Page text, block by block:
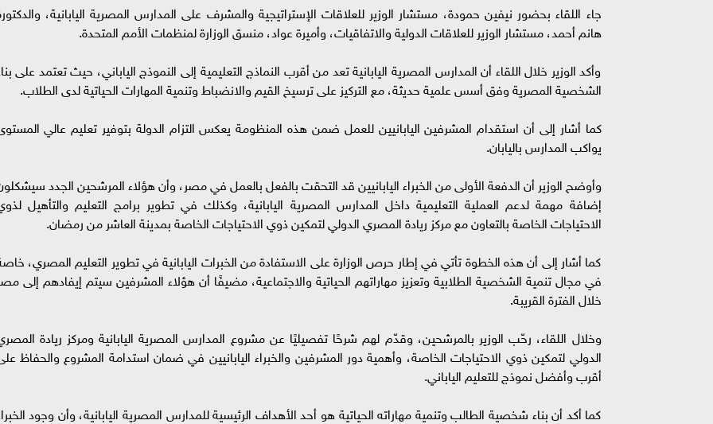
جاء اللقاء بحضور نيفين حمودة، مستشار الوزير للعلاقات الإستراتيجية والمشرف على المدارس المصرية اليابانية،
هانم أحمد، مستشار الوزير للعلاقات الدولية والاتفاقيات، وأميرة عواد، منسق الوزارة لمنظمات الأمم المتحدة.
وأكد الوزير خلال اللقاء أن المدارس المصرية اليابانية تعد من أقرب النماذج التعليمية إلى النموذج الياباني، حيث تعتمد على
الشخصية المصرية وفق أسس علمية حديثة، مع التركيز على ترسيخ القيم والانضباط وتنمية المهارات الحياتية لدى الطلاب.
كما أشار إلى أن استقدام المشرفين اليابانيين للعمل ضمن هذه المنظومة يعكس التزام الدولة بتوفير تعليم عالي
يواكب المدارس باليابان.
وأوضح الوزير أن الدفعة الأولى من الخبراء اليابانيين قد التحقت بالفعل بالعمل في مصر، وأن هؤلاء المرشحين الجدد
إضافة مهمة لدعم العملية التعليمية داخل المدارس المصرية اليابانية، وكذلك في تطوير برامج التعليم والتأهيل
الاحتياجات الخاصة بالتعاون مع مركز ريادة المصري الدولي لتمكين ذوي الاحتياجات الخاصة بمدينة العاشر من رمضان.
كما أشار إلى أن هذه الخطوة تأتي في إطار حرص الوزارة على الاستفادة من الخبرات اليابانية في تطوير التعليم المصري،
في مجال تنمية الشخصية الطلابية وتعزيز مهاراتهم الحياتية والاجتماعية، مضيفًا أن هؤلاء المشرفين سيتم إيفادهم إلى
خلال الفترة القريبة.
وخلال اللقاء، رحّب الوزير بالمرشحين، وقدّم لهم شرحًا تفصيليًا عن مشروع المدارس المصرية اليابانية ومركز ريادة
الدولي لتمكين ذوي الاحتياجات الخاصة، وأهمية دور المشرفين والخبراء اليابانيين في ضمان استدامة المشروع والحفاظ
أقرب وأفضل نموذج للتعليم الياباني.
كما أكد أن بناء شخصية الطالب وتنمية مهاراته الحياتية هو أحد الأهداف الرئيسية للمدارس المصرية اليابانية، وأن وجود